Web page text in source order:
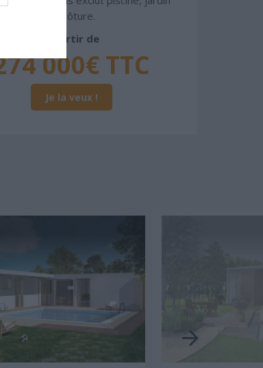
et clôture.
À partir de
000€ TTC
Je la veux !